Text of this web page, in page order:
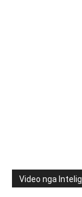
Video nga